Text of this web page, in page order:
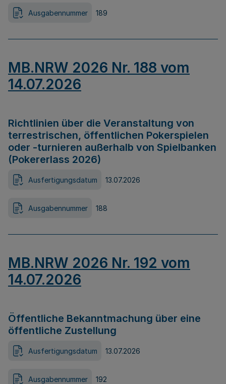
Ausgabennummer 189
MB.NRW 2026 Nr. 188 vom
14.07.2026
Richtlinien über die Veranstaltung von
terrestrischen, öffentlichen Pokerspielen
oder -turnieren außerhalb von Spielbanken
(Pokererlass 2026)
Ausfertigungsdatum 13.07.2026
Ausgabennummer 188
MB.NRW 2026 Nr. 192 vom
14.07.2026
Öffentliche Bekanntmachung über eine
öffentliche Zustellung
Ausfertigungsdatum 13.07.2026
Ausgabennummer 192